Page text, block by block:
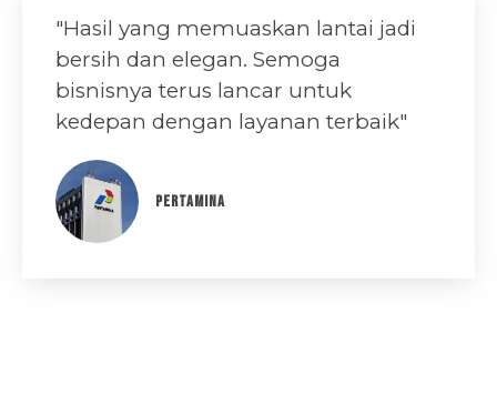
"​Hasil yang memuaskan lantai jadi
bersih dan elegan. Semoga
bisnisnya terus lancar untuk
kedepan dengan layanan terbaik"
PERTAMINA